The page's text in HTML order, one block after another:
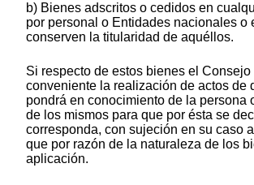
b) Bienes adscritos o cedidos en
por personal o Entidades nacionales o
conserven la titularidad de aquéllos.
Si respecto de estos bienes el Consejo
conveniente la realización de actos de
pondrá en conocimiento de la persona
de los mismos para que por ésta se
corresponda, con sujeción en su caso
que por razón de la naturaleza de los
aplicación.